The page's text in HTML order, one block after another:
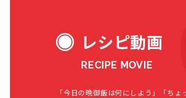
レシピ動画
RECIPE MOVIE
「今日の晩御飯は何にしよう」「ち